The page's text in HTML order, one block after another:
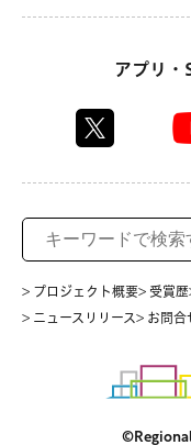
アプリ・
> プロジェクト概要> 受賞歴
> ニュースリリース> お問合